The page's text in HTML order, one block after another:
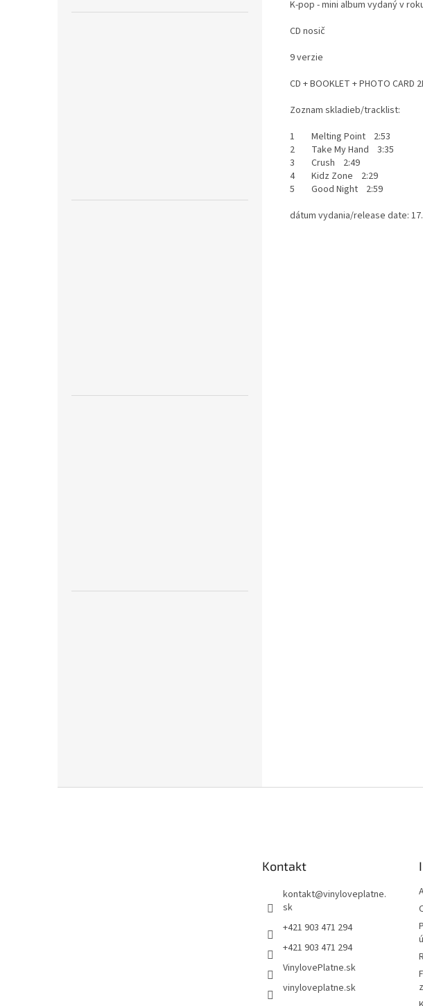
K-pop - mini album vydaný v
CD nosič
9 verzie
CD + BOOKLET + PHOTO CARD
Zoznam skladieb/tracklist:
1 Melting Point 2:53
2 Take My Hand 3:35
3 Crush 2:49
4 Kidz Zone 2:29
5 Good Night 2:59
dátum vydania/release date:
Kontakt
kontakt@vinyloveplatne.
sk
+421 903 471 294
+421 903 471 294
VinylovePlatne.sk
vinyloveplatne.sk